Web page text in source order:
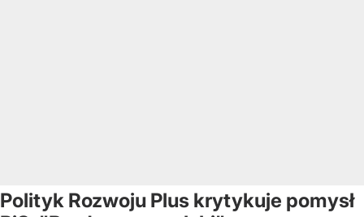
Polityk Rozwoju Plus krytykuje pomysł